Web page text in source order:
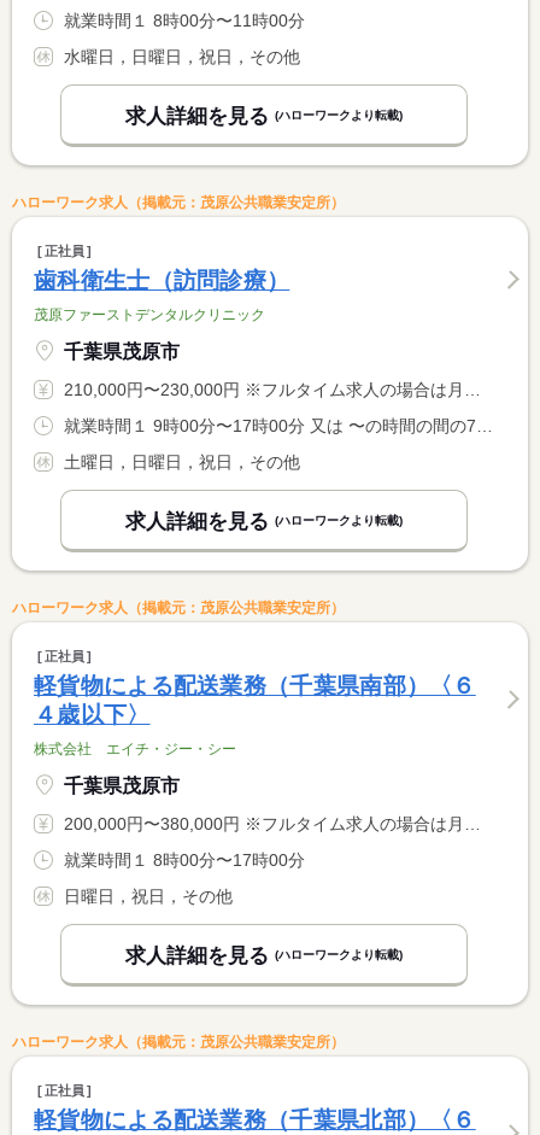
就業時間１ 8時00分〜11時00分
水曜日，日曜日，祝日，その他
求人詳細を見る (ハローワークより転載)
ハローワーク求人（掲載元：茂原公共職業安定所）
正社員
歯科衛生士（訪問診療）
茂原ファーストデンタルクリニック
千葉県茂原市
210,000円〜230,000円 ※フルタイム求人の場合は月額（換算額）、パート求人の場合は時間額を表示しています。
土曜日，日曜日，祝日，その他
求人詳細を見る (ハローワークより転載)
ハローワーク求人（掲載元：茂原公共職業安定所）
正社員
軽貨物による配送業務（千葉県南部）〈６
４歳以下〉
株式会社 エイチ・ジー・シー
千葉県茂原市
200,000円〜380,000円 ※フルタイム求人の場合は月額（換算額）、パート求人の場合は時間額を表示しています。
就業時間１ 8時00分〜17時00分
日曜日，祝日，その他
求人詳細を見る (ハローワークより転載)
ハローワーク求人（掲載元：茂原公共職業安定所）
正社員
軽貨物による配送業務（千葉県北部）〈６